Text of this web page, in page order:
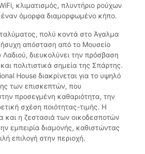
κλιματισμός, πλυντήριο ρούχων
έναν όμορφα διαμορφωμένο κήπο.
πολύ κοντά στο Άγαλμα
απόσταση από το Μουσείο
Λαδιού, διευκολύνει την πρόσβαση
πολιτιστικά σημεία της Σπάρτης.
House διακρίνεται για το υψηλό
των επισκεπτών, που
προσεγμένη καθαριότητα, την
σχέση ποιότητας-τιμής. Η
και η ζεστασιά των οικοδεσποτών
εμπειρία διαμονής, καθιστώντας
επιλογή στην περιοχή.